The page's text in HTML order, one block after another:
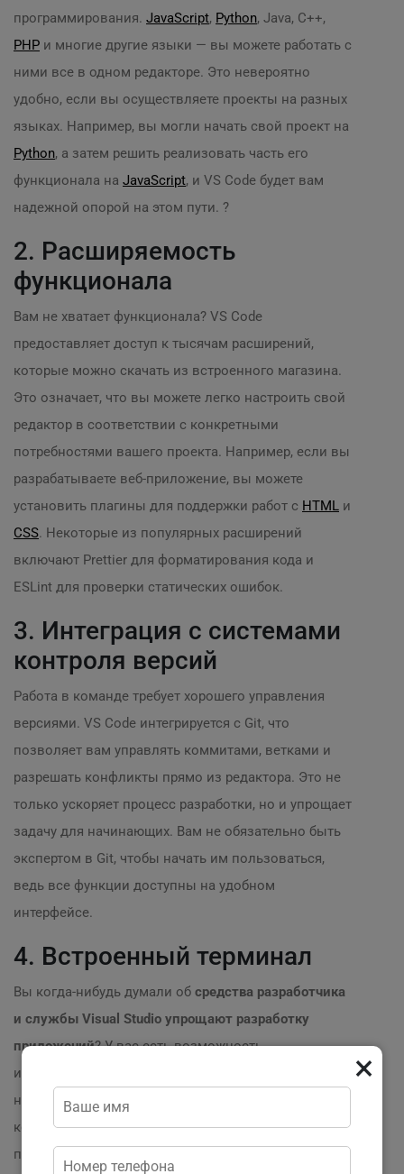
программирования. JavaScript, Python, Java, C++,
PHP и многие другие языки — вы можете работать с
ними все в одном редакторе. Это невероятно
удобно, если вы осуществляете проекты на разных
языках. Например, вы могли начать свой проект на
Python, а затем решить реализовать часть его
функционала на JavaScript, и VS Code будет вам
надежной опорой на этом пути. ?
2. Расширяемость
функционала
Вам не хватает функционала? VS Code
предоставляет доступ к тысячам расширений,
которые можно скачать из встроенного магазина.
Это означает, что вы можете легко настроить свой
редактор в соответствии с конкретными
потребностями вашего проекта. Например, если вы
разрабатываете веб-приложение, вы можете
установить плагины для поддержки работ с HTML и
CSS. Некоторые из популярных расширений
включают Prettier для форматирования кода и
ESLint для проверки статических ошибок.
3. Интеграция с системами
контроля версий
Работа в команде требует хорошего управления
версиями. VS Code интегрируется с Git, что
позволяет вам управлять коммитами, ветками и
разрешать конфликты прямо из редактора. Это не
только ускоряет процесс разработки, но и упрощает
задачу для начинающих. Вам не обязательно быть
экспертом в Git, чтобы начать им пользоваться,
ведь все функции доступны на удобном
интерфейсе.
4. Встроенный терминал
Вы когда-нибудь думали об средства разработчика
и службы Visual Studio упрощают разработку
приложений? У вас есть возможность
использовать встроенный терминал, что устраняет
необходимость переключаться между редактором и
консолью. Это значительно ускоряет рабочий
процесс. ?
×